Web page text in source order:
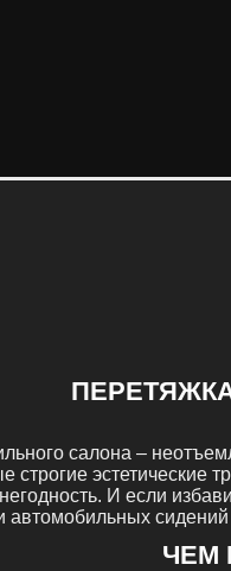
салона –
эстетические
И если
автомобильных сидений
ЧЕМ